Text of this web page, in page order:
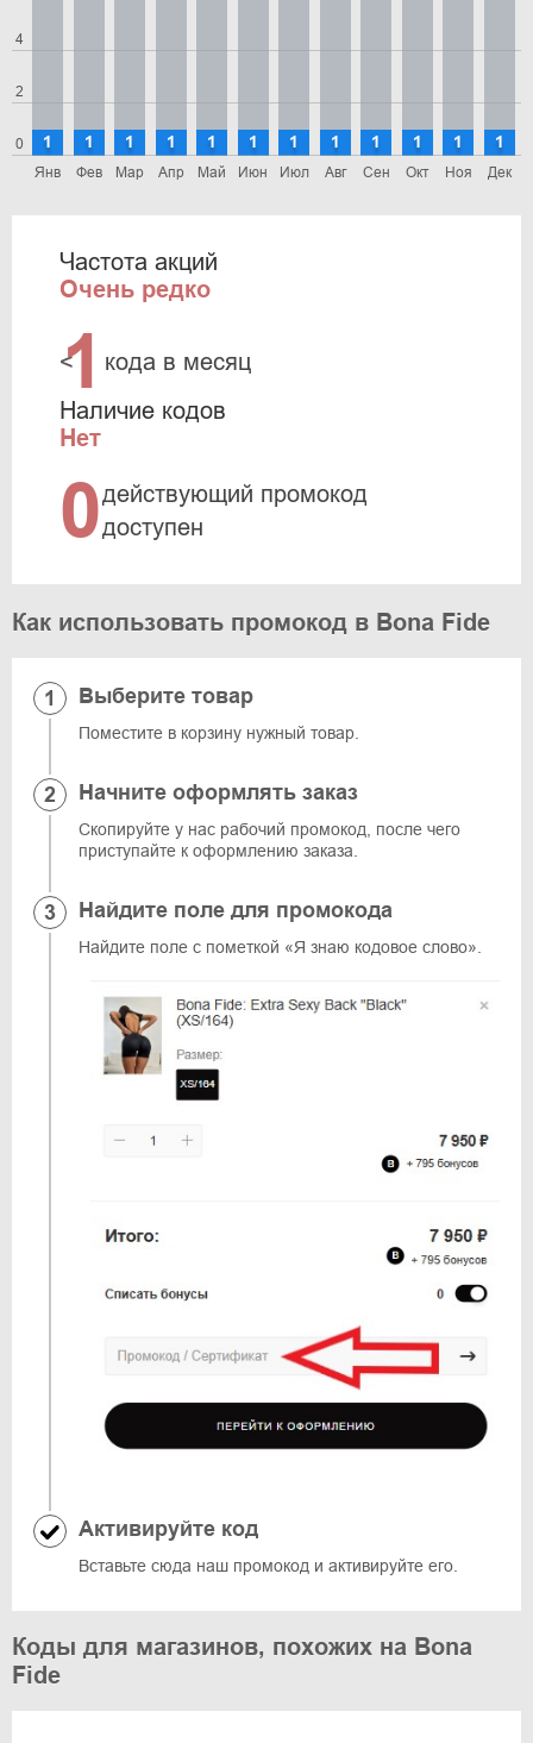
0
2
4
Янв
1
Фев
1
Мар
1
Апр
1
Май
1
Июн
1
Июл
1
Авг
1
Сен
1
Окт
1
Ноя
1
Дек
1
Частота акций
Очень редко
<
1 кода в месяц
Наличие кодов
Нет
0действующий промокод
доступен
Как использовать промокод в Bona Fide
Выберите товар
Поместите в корзину нужный товар.
Начните оформлять заказ
Скопируйте у нас рабочий промокод, после чего
приступайте к оформлению заказа.
Найдите поле для промокода
Найдите поле с пометкой «Я знаю кодовое слово».
Активируйте код
Вставьте сюда наш промокод и активируйте его.
Коды для магазинов, похожих на Bona
Fide